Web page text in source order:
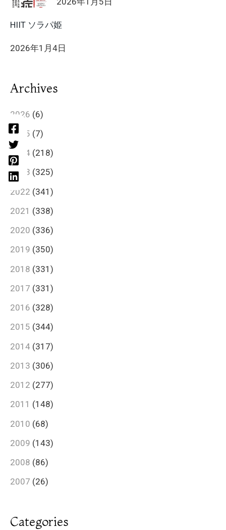
HIIT ソラパ姫
2026年1月4日
Archives
2026 (6)
2025 (7)
2024 (218)
2023 (325)
2022 (341)
2021 (338)
2020 (336)
2019 (350)
2018 (331)
2017 (331)
2016 (328)
2015 (344)
2014 (317)
2013 (306)
2012 (277)
2011 (148)
2010 (68)
2009 (143)
2008 (86)
2007 (26)
Categories